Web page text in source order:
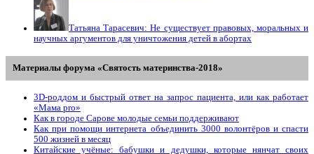
Татьяна Тарасевич: Не существует правовых, моральных и
научных аргументов для уничтожения детей в абортах
Материалы форума «Святость материнства-2018»
3D-роддом и быстрый ответ на запрос пациента, или как работает
«Мама prо»
Как в городе Сарове молодые семьи поддерживают
Как при помощи интернета объединить 3000 волонтёров и спасти
500 жизней в месяц
Китайские учёные: бабушки и дедушки, которые нянчат своих